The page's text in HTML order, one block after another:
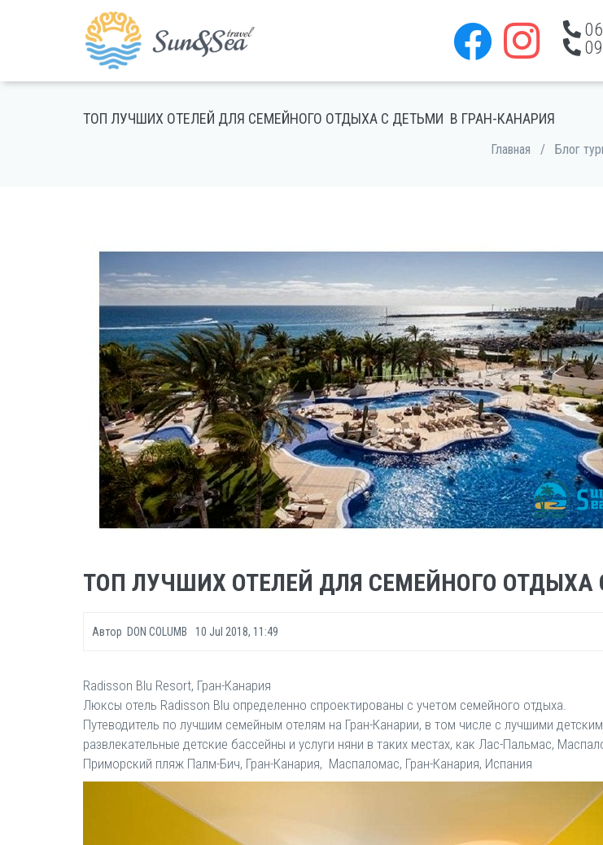
ТОП ЛУЧШИХ ОТЕЛЕЙ ДЛЯ СЕМЕЙНОГО ОТДЫХА С ДЕТЬМИ В ГРАН-КАНАРИЯ
Главная / Блог
ТОП ЛУЧШИХ ОТЕЛЕЙ ДЛЯ СЕМЕЙНОГО
Автор DON COLUMB 10 Jul 2018, 11:49
Radisson Blu Resort, Гран-Канария
Люксы отель Radisson Blu определенно спроектированы с учетом семейного отдыха.
Путеводитель по лучшим семейным отелям на Гран-Канарии, в том числе с лучшими
развлекательные детские бассейны и услуги няни в таких местах, как Лас-Пальмас,
Приморский пляж Палм-Бич, Гран-Канария, Маспаломас, Гран-Канария, Испания